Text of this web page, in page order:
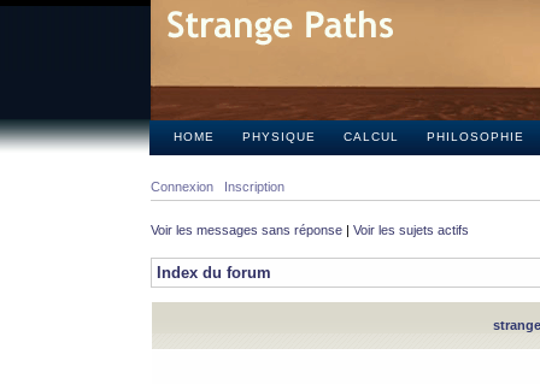
HOME PHYSIQUE CALCUL PHILOSOPHIE
Connexion Inscription
Voir les messages sans réponse | Voir les sujets actifs
Index du forum